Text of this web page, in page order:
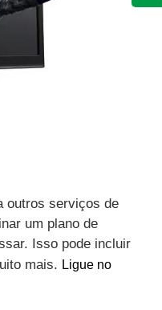
outros serviços de
um plano de
Isso pode incluir
mais. Ligue no